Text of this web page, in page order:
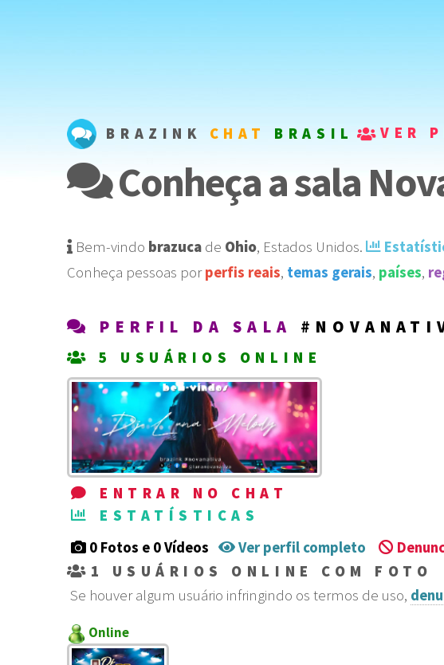
BRAZINK CHAT BRASIL VER
Conheça a sala
Bem-vindo brazucade Ohio, Estados Unidos️.
Conheça pessoas porperfis reais, temas gerais, países,
PERFIL DA SALA
5 USUÁRIOS ONLINE
ENTRAR NO CHAT
ESTATÍSTICAS
0 Fotos e 0 Vídeos
Ver perfil completo
1
USUÁRIOS ONLINE COM FOTO
Se houver algum usuário infringindo os termos de uso,
Online